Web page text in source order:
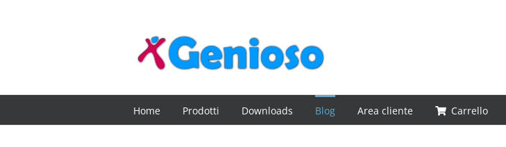
Home Prodotti Downloads Blog Area cliente Carrello